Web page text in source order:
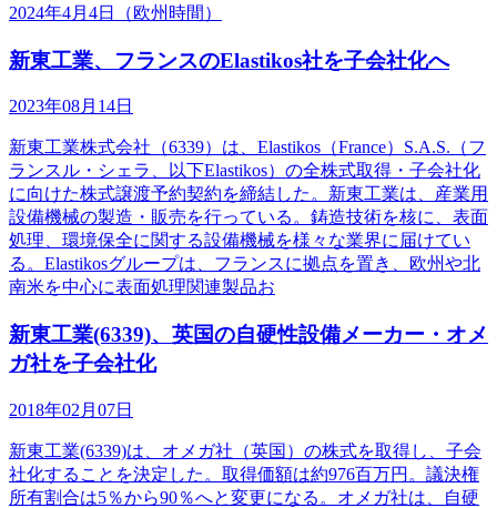
2024年4月4日（欧州時間）
新東工業、フランスのElastikos社を子会社化へ
2023年08月14日
新東工業株式会社（6339）は、Elastikos（France）S.A.S.（フ
ランスル・シェラ、以下Elastikos）の全株式取得・子会社化
に向けた株式譲渡予約契約を締結した。新東工業は、産業用
設備機械の製造・販売を行っている。鋳造技術を核に、表面
処理、環境保全に関する設備機械を様々な業界に届けてい
る。Elastikosグループは、フランスに拠点を置き、欧州や北
南米を中心に表面処理関連製品お
新東工業(6339)、英国の自硬性設備メーカー・オメ
ガ社を子会社化
2018年02月07日
新東工業(6339)は、オメガ社（英国）の株式を取得し、子会
社化することを決定した。取得価額は約976百万円。議決権
所有割合は5％から90％へと変更になる。オメガ社は、自硬